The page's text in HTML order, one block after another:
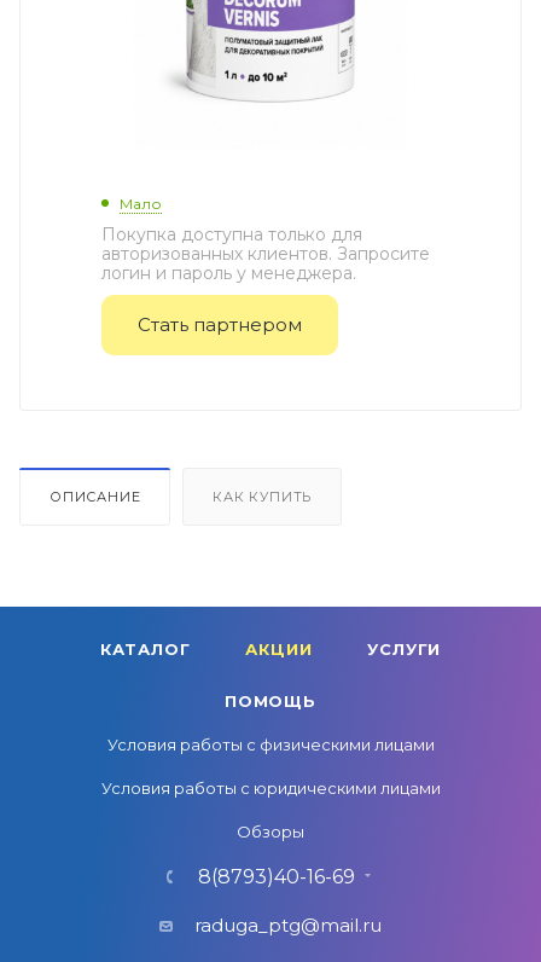
Мало
Покупка доступна только для
авторизованных клиентов. Запросите
логин и пароль у менеджера.
Стать партнером
ОПИСАНИЕ КАК КУПИТЬ
КАТАЛОГ АКЦИИ УСЛУГИ
ПОМОЩЬ
Условия работы с физическими лицами
Условия работы с юридическими лицами
Обзоры
8(8793)40-16-69
raduga_ptg@mail.ru